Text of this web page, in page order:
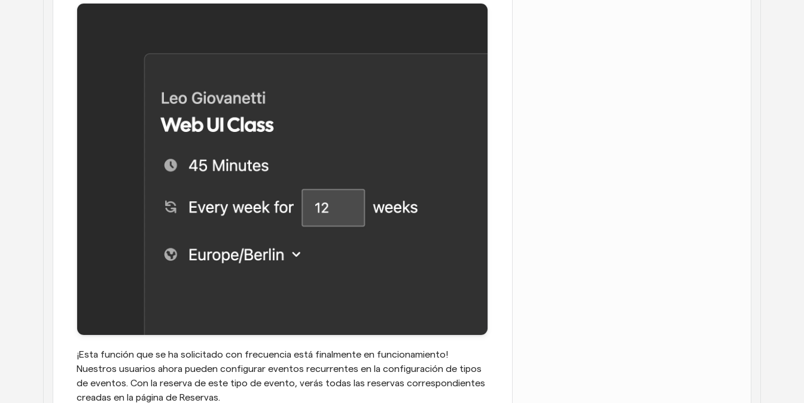
¡Esta función que se ha solicitado con frecuencia está finalmente en funcionamiento!
Nuestros usuarios ahora pueden configurar eventos recurrentes en la configuración de tipos
de eventos. Con la reserva de este tipo de evento, verás todas las reservas correspondientes
creadas en la página de Reservas.